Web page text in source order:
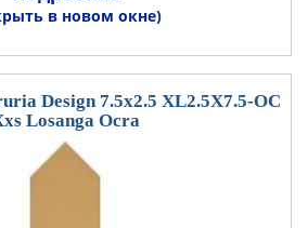
в новом окне)
Design 7.5x2.5 XL2.5X7.5-OC
Losanga Ocra